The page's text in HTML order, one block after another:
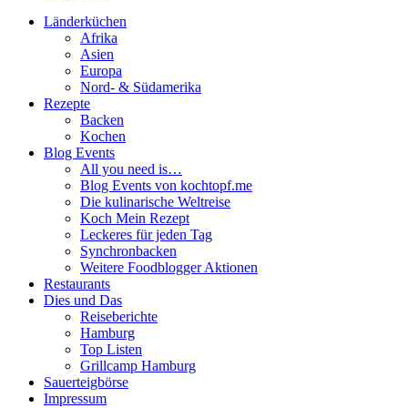
Länderküchen
Afrika
Asien
Europa
Nord- & Südamerika
Rezepte
Backen
Kochen
Blog Events
All you need is…
Blog Events von kochtopf.me
Die kulinarische Weltreise
Koch Mein Rezept
Leckeres für jeden Tag
Synchronbacken
Weitere Foodblogger Aktionen
Restaurants
Dies und Das
Reiseberichte
Hamburg
Top Listen
Grillcamp Hamburg
Sauerteigbörse
Impressum